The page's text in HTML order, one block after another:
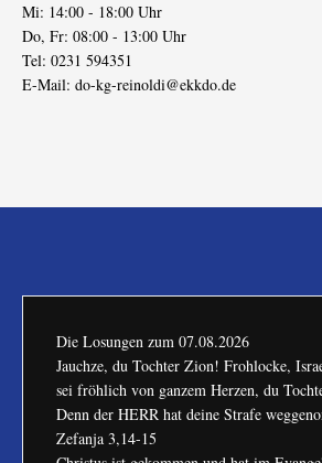
Mi: 14:00 - 18:00 Uhr
Do, Fr: 08:00 - 13:00 Uhr
Tel: 0231 594351
E-Mail: do-kg-reinoldi@ekkdo.de
Die Losungen zum 07.08.2026
Jauchze, du Tochter Zion! Frohlocke,
sei fröhlich von ganzem Herzen, du
Denn der HERR hat deine Strafe
Zefanja 3,14-15